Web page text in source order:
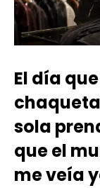
​El día
sola
que el
me veía